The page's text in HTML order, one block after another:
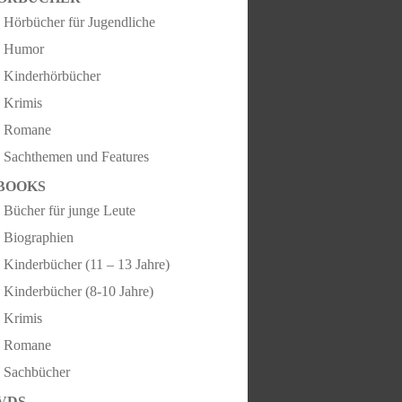
Hörbücher für Jugendliche
Humor
Kinderhörbücher
Krimis
Romane
Sachthemen und Features
Bücher für junge Leute
Biographien
Kinderbücher (11 – 13 Jahre)
Kinderbücher (8-10 Jahre)
Krimis
Romane
Sachbücher